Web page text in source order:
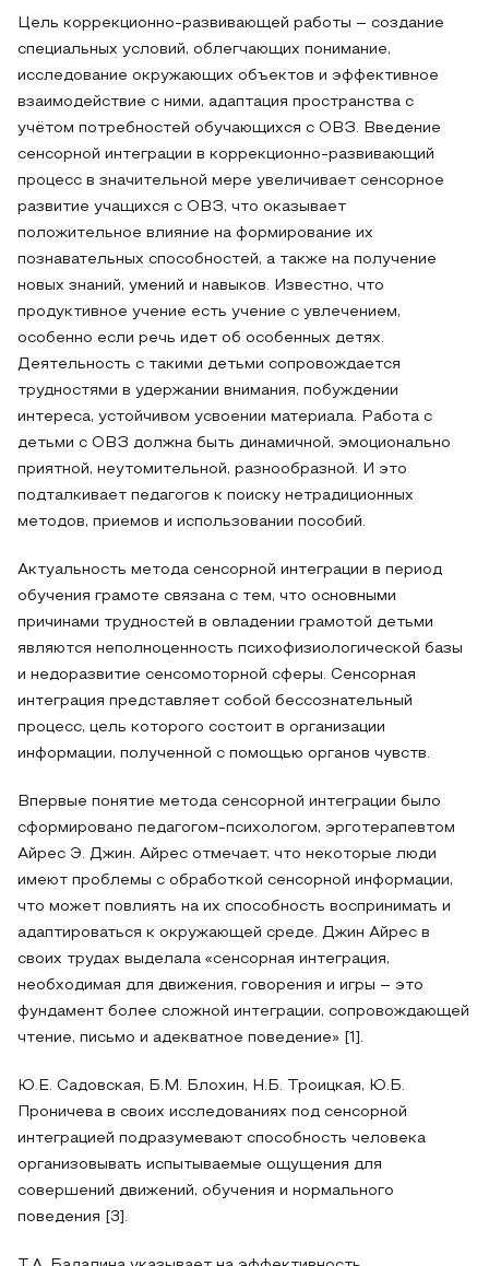
Цель коррекционно-развивающей работы – создание
специальных условий, облегчающих понимание,
исследование окружающих объектов и эффективное
взаимодействие с ними, адаптация пространства с
учётом потребностей обучающихся с ОВЗ. Введение
сенсорной интеграции в коррекционно-развивающий
процесс в значительной мере увеличивает сенсорное
развитие учащихся с ОВЗ, что оказывает
положительное влияние на формирование их
познавательных способностей, а также на получение
новых знаний, умений и навыков. Известно, что
продуктивное учение есть учение с увлечением,
особенно если речь идет об особенных детях.
Деятельность с такими детьми сопровождается
трудностями в удержании внимания, побуждении
интереса, устойчивом усвоении материала. Работа с
детьми с ОВЗ должна быть динамичной, эмоционально
приятной, неутомительной, разнообразной. И это
подталкивает педагогов к поиску нетрадиционных
методов, приемов и использовании пособий.
Актуальность метода сенсорной интеграции в период
обучения грамоте связана с тем, что основными
причинами трудностей в овладении грамотой детьми
являются неполноценность психофизиологической базы
и недоразвитие сенсомоторной сферы. Сенсорная
интеграция представляет собой бессознательный
процесс, цель которого состоит в организации
информации, полученной с помощью органов чувств.
Впервые понятие метода сенсорной интеграции было
сформировано педагогом-психологом, эрготерапевтом
Айрес Э. Джин. Айрес отмечает, что некоторые люди
имеют проблемы с обработкой сенсорной информации,
что может повлиять на их способность воспринимать и
адаптироваться к окружающей среде. Джин Айрес в
своих трудах выделала «сенсорная интеграция,
необходимая для движения, говорения и игры – это
фундамент более сложной интеграции, сопровождающей
чтение, письмо и адекватное поведение» [1].
Ю.Е. Садовская, Б.М. Блохин, Н.Б. Троицкая, Ю.Б.
Проничева в своих исследованиях под сенсорной
интеграцией подразумевают способность человека
организовывать испытываемые ощущения для
совершений движений, обучения и нормального
поведения [3].